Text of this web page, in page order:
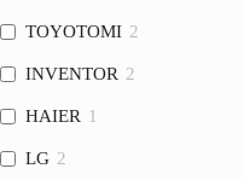
TOYOTOMI 2
INVENTOR 2
HAIER 1
LG 2